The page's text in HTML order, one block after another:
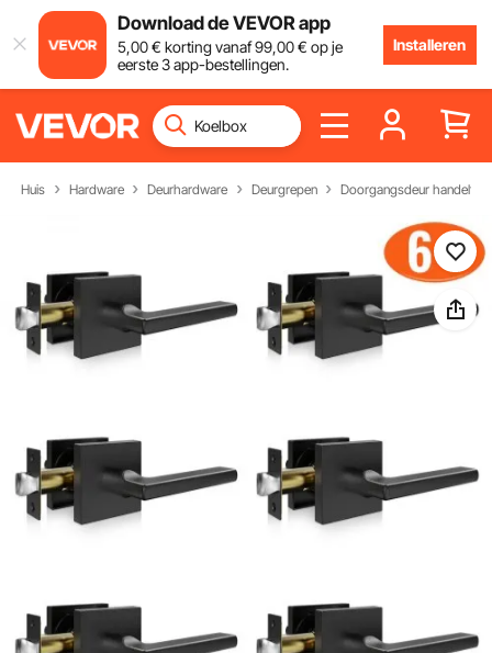
Download de VEVOR app
5,00€ korting vanaf99,00€ op je
eerste 3 app-bestellingen.
Installeren
Huis Hardware Deurhardware Deurgrepen Doorgangsdeur handelt